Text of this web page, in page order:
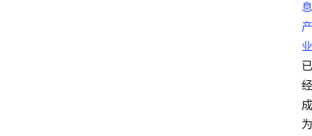
息
产
业
已
经
成
为